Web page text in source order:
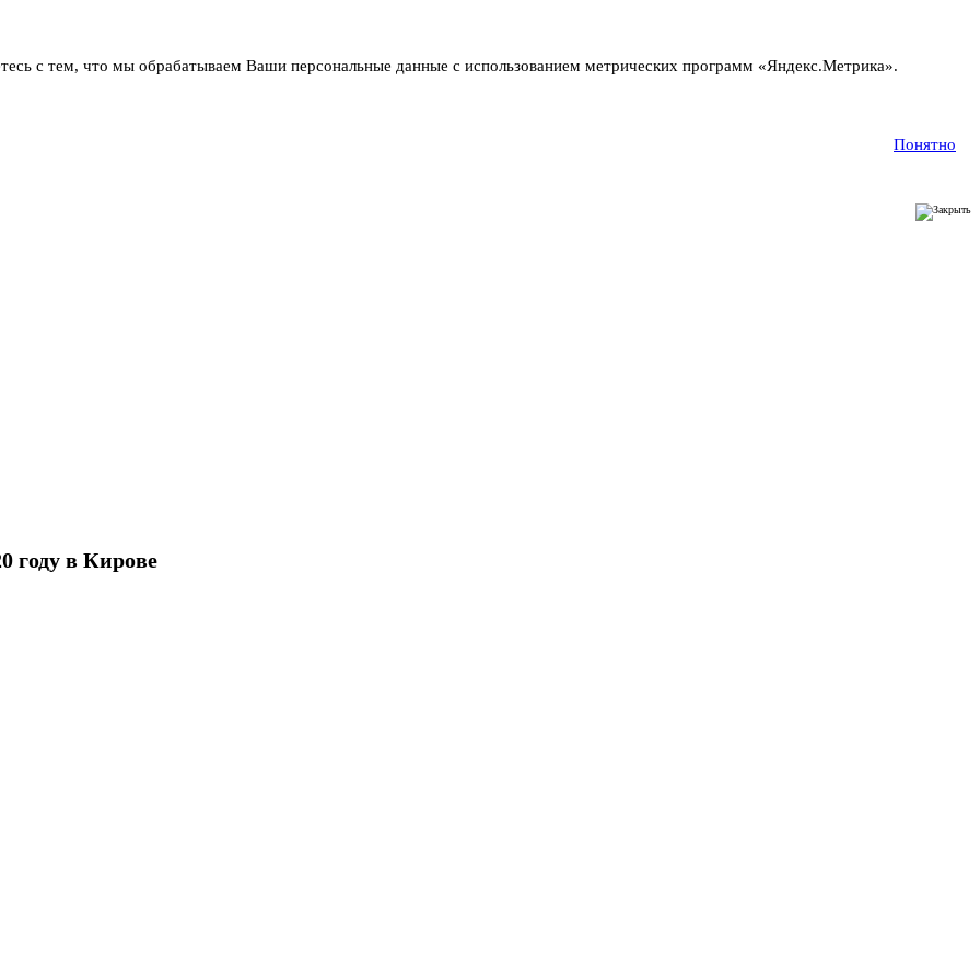
с тем, что мы обрабатываем Ваши персональные данные с использованием метрических программ «Яндекс.Метрика».
Понятно
году в Кирове